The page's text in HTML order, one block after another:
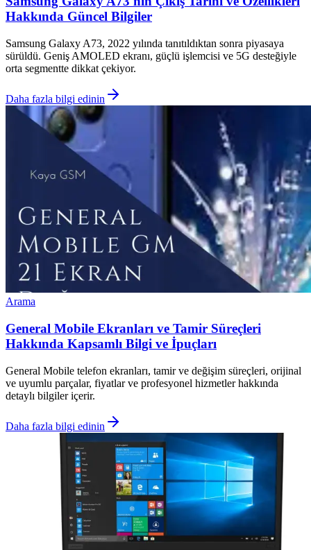
Hakkında Güncel Bilgiler
Samsung Galaxy A73, 2022 yılında tanıtıldıktan sonra piyasaya
sürüldü. Geniş AMOLED ekranı, güçlü işlemcisi ve 5G desteğiyle
orta segmentte dikkat çekiyor.
Daha fazla bilgi edinin
Arama
General Mobile Ekranları ve Tamir Süreçleri
Hakkında Kapsamlı Bilgi ve İpuçları
General Mobile telefon ekranları, tamir ve değişim süreçleri, orijinal
ve uyumlu parçalar, fiyatlar ve profesyonel hizmetler hakkında
detaylı bilgiler içerir.
Daha fazla bilgi edinin